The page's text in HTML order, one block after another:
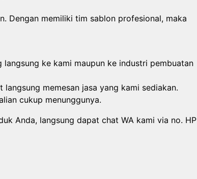
Dengan memiliki tim sablon profesional, maka
ke kami maupun ke industri pembuatan
memesan jasa yang kami sediakan.
cukup menunggunya.
Anda, langsung dapat chat WA kami via no. HP